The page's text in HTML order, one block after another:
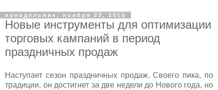
понедельник, ноября 23, 2015
Новые инструменты для оптимизации
торговых кампаний в период
праздничных продаж
Наступает сезон праздничных продаж. Своего пика, по
традиции, он достигнет за две недели до Нового года, но